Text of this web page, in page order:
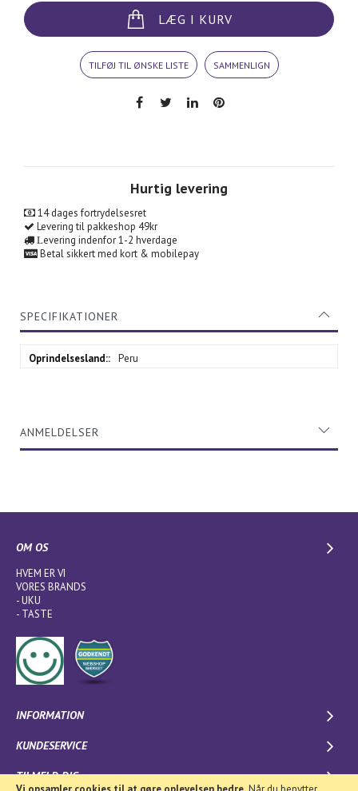
LÆG I KURV
TILFØJ TIL ØNSKE LISTE SAMMENLIGN
Hurtig levering
14 dages fortrydelsesret
Levering til pakkeshop 49kr
Levering indenfor 1-2 hverdage
Betal sikkert med kort & mobilepay
SPECIFIKATIONER
Peru
ANMELDELSER
OM OS
HVEM ER VI
VORES BRANDS
-UKU
- TASTE
INFORMATION
KUNDESERVICE
TILMELD DIG